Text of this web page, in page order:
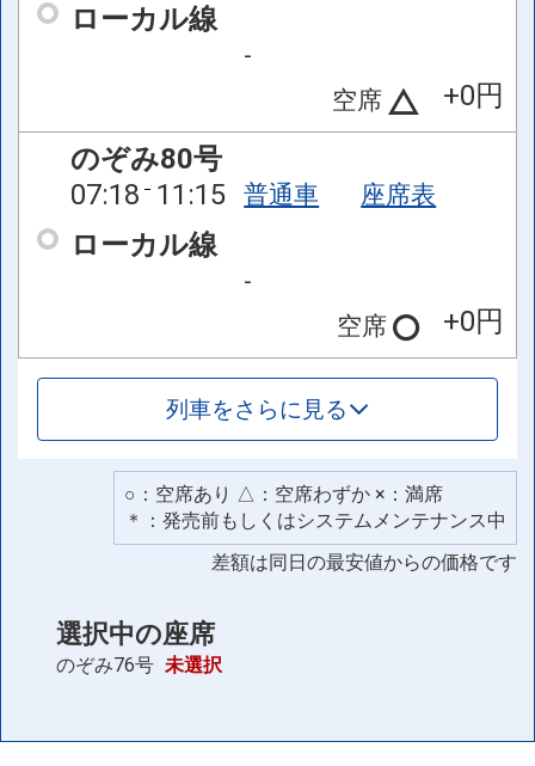
ローカル線
-
空席
+0円
のぞみ80号
07:18 11:15 普通車 座席表
ローカル線
-
空席
+0円
列車をさらに見る
○：空席あり △：空席わずか ×：満席
＊：発売前もしくはシステムメンテナンス中
差額は同日の最安値からの価格です
選択中の座席
のぞみ76号 未選択